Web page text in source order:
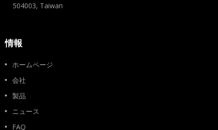
504003, Taiwan
情報
ホームページ
会社
製品
ニュース
FAQ